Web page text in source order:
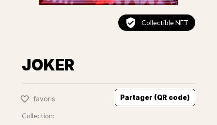
Collectible NFT
JOKER
favoris Partager (QR code)
Collection: